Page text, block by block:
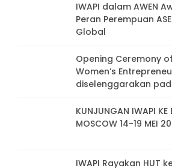
IWAPI dalam AWEN
Peran Perempuan
Global
Opening Ceremony
Women’s
diselenggarakan
KUNJUNGAN IWAPI KE
MOSCOW 14-19 MEI
IWAPI Rayakan HUT